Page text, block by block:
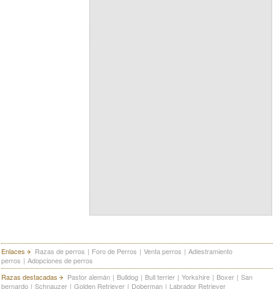
Enlaces Razas de perros | Foro de Perros | Venta perros | Adiestramiento
perros | Adopciones de perros
Razas destacadas
Pastor alemán | Bulldog | Bull terrier | Yorkshire | Boxer | San
bernardo | Schnauzer | Golden Retriever | Doberman | Labrador Retriever